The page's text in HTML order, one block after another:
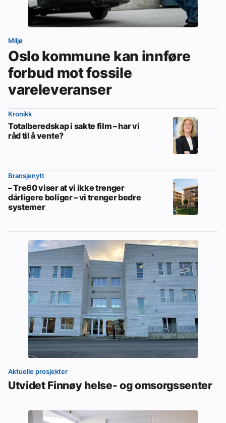
Miljø
Oslo kommune kan innføre
forbud mot fossile
vareleveranser
Kronikk
Totalberedskap i sakte film – har vi
råd til å vente?
Bransjenytt
– Tre60 viser at vi ikke trenger
dårligere boliger – vi trenger bedre
systemer
Aktuelle prosjekter
Utvidet Finnøy helse- og omsorgssenter